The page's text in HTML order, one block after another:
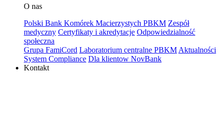
O nas
Polski Bank Komórek Macierzystych PBKM Zespół
medyczny Certyfikaty i akredytacje Odpowiedzialność
społeczna
Grupa FamiCord Laboratorium centralne PBKM Aktualności
System Compliance Dla klientow NovBank
Kontakt